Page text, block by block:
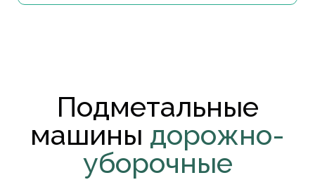
Подметальные
машины дорожно-
уборочные